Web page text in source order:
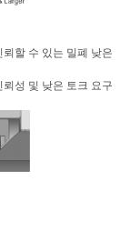
할 수 있는 밀폐 낮은
성 및 낮은 토크 요구